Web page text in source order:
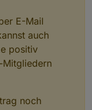
5,00 °C
°C
43
%
67 %
3,00
km/h
E-Mail
auch
positiv
Mitgliedern
noch